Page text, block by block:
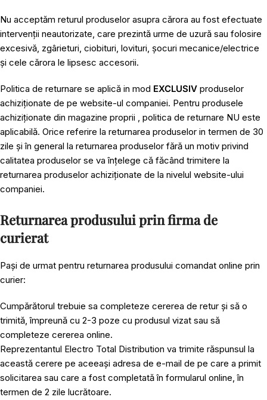
Nu acceptăm returul produselor asupra cărora au fost efectuate
intervenții neautorizate, care prezintă urme de uzură sau folosire
excesivă, zgârieturi, ciobituri, lovituri, șocuri mecanice/electrice
și cele cărora le lipsesc accesorii.
Politica de returnare se aplică in mod EXCLUSIV produselor
achiziționate de pe website-ul companiei. Pentru produsele
achiziționate din magazine proprii , politica de returnare NU este
aplicabilă. Orice referire la returnarea produselor in termen de 30
zile și în general la returnarea produselor fără un motiv privind
calitatea produselor se va înțelege că făcând trimitere la
returnarea produselor achiziționate de la nivelul website-ului
companiei.
Returnarea produsului prin firma de
curierat
Pași de urmat pentru returnarea produsului comandat online prin
curier:
Cumpărătorul trebuie sa completeze cererea de retur și să o
trimită, împreună cu 2-3 poze cu produsul vizat sau să
completeze cererea online.
Reprezentantul Electro Total Distribution va trimite răspunsul la
această cerere pe aceeași adresa de e-mail de pe care a primit
solicitarea sau care a fost completată în formularul online, în
termen de 2 zile lucrătoare.